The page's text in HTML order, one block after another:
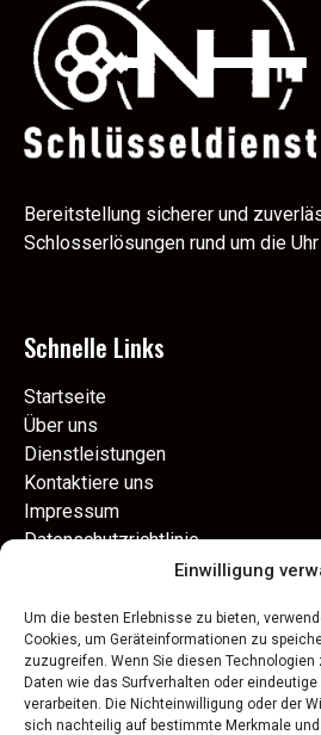
Einwilligung
Um die besten Erlebnisse zu bieten,
Cookies, um Geräteinformationen zu
zuzugreifen. Wenn Sie diesen
Daten wie das Surfverhalten oder
verarbeiten. Die Nichteinwilligung oder der
sich nachteilig auf bestimmte Merkmale und
Bereitstellung sicherer und
Schlosserlösungen rund um die Uhr
Schnelle Links
Startseite
Über uns
Dienstleistungen
Kontaktiere uns
Impressum
Datenschutzrichtlinie
Kontaktinformation
Steigäckerstraße 3, 73269
017664909257